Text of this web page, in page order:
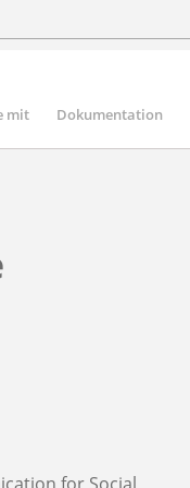
mit Dokumentation